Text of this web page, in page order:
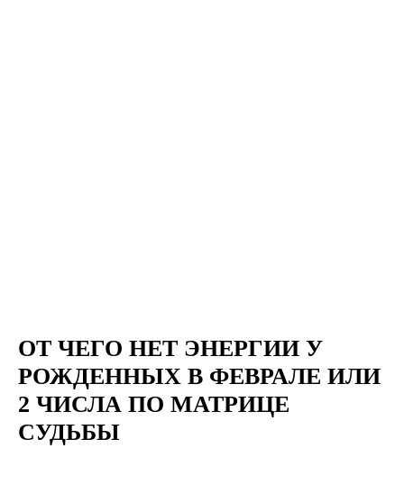
ОТ ЧЕГО НЕТ ЭНЕРГИИ У
РОЖДЕННЫХ В ФЕВРАЛЕ ИЛИ
2 ЧИСЛА ПО МАТРИЦЕ
СУДЬБЫ